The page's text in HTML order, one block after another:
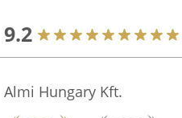
9.2
Almi Hungary Kft.